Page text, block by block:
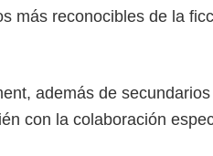
más reconocibles de la
además de
con la colaboración